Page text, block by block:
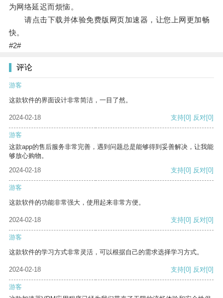
为网络延迟而烦恼。
请点击下载并体验免费版网页加速器，让您上网更加畅
快。
#2#
评论
游客
这款软件的界面设计非常简洁，一目了然。
2024-02-18 支持[0] 反对[0]
游客
这款app的售后服务非常完善，遇到问题总是能够得到妥善解决，让我能
够放心购物。
2024-02-18
支持[0] 反对[0]
游客
这款软件的功能非常强大，使用起来非常方便。
2024-02-18 支持[0] 反对[0]
游客
这款软件的学习方式非常灵活，可以根据自己的需求选择学习方式。
2024-02-18 支持[0] 反对[0]
游客